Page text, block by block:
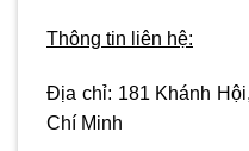
Thông tin liên hệ:
Địa chỉ: 181 Khánh
Chí Minh